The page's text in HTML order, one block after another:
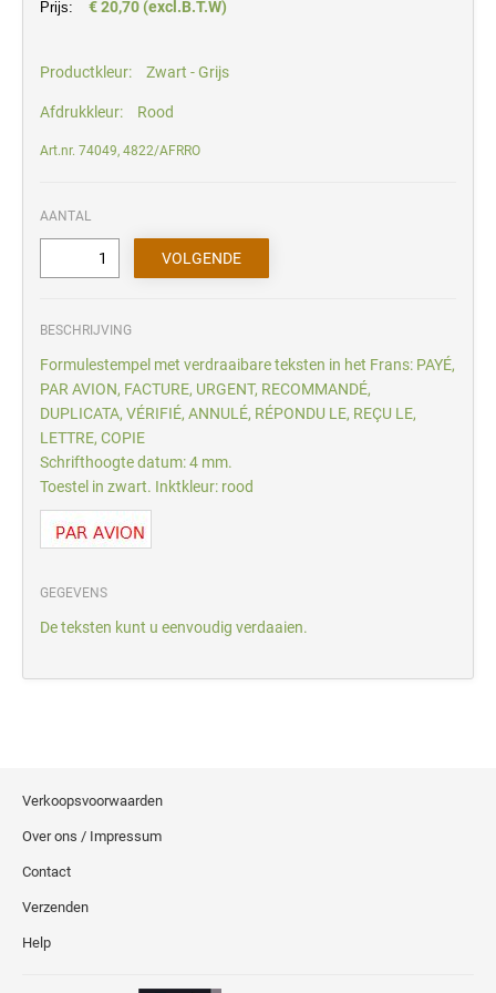
Prijs: € 20,70 (excl.B.T.W)
Productkleur: Zwart - Grijs
Afdrukkleur: Rood
Art.nr. 74049, 4822/AFRRO
AANTAL
BESCHRIJVING
Formulestempel met verdraaibare teksten in het Frans: PAYÉ,
PAR AVION, FACTURE, URGENT, RECOMMANDÉ,
DUPLICATA, VÉRIFIÉ, ANNULÉ, RÉPONDU LE, REÇU LE,
LETTRE, COPIE
Schrifthoogte datum: 4 mm.
Toestel in zwart. Inktkleur: rood
GEGEVENS
De teksten kunt u eenvoudig verdaaien.
Verkoopsvoorwaarden
Over ons / Impressum
Contact
Verzenden
Help